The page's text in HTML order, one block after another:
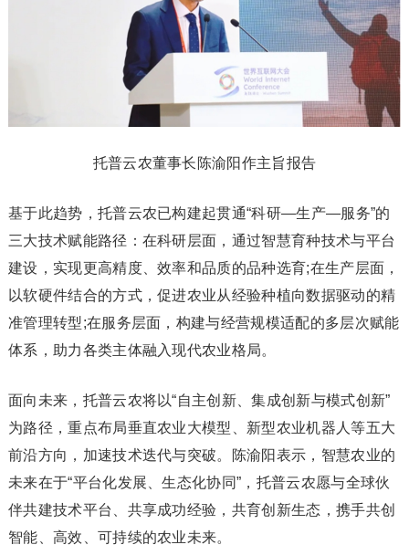
托普云农董事长陈渝阳作主旨报告
基于此趋势，托普云农已构建起贯通“科研—生产—服务”的
三大技术赋能路径：在科研层面，通过智慧育种技术与平台
建设，实现更高精度、效率和品质的品种选育;在生产层面，
以软硬件结合的方式，促进农业从经验种植向数据驱动的精
准管理转型;在服务层面，构建与经营规模适配的多层次赋能
体系，助力各类主体融入现代农业格局。
面向未来，托普云农将以“自主创新、集成创新与模式创新”
为路径，重点布局垂直农业大模型、新型农业机器人等五大
前沿方向，加速技术迭代与突破。陈渝阳表示，智慧农业的
未来在于“平台化发展、生态化协同”，托普云农愿与全球伙
伴共建技术平台、共享成功经验，共育创新生态，携手共创
智能、高效、可持续的农业未来。